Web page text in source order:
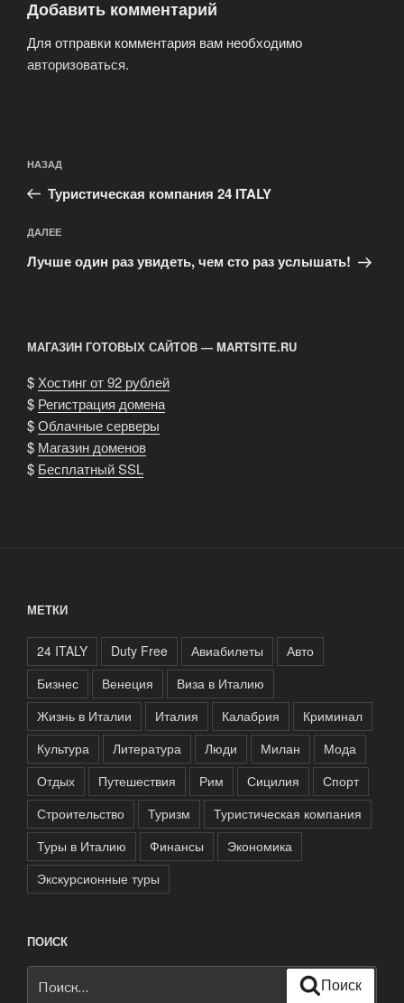
Добавить комментарий
Для отправки комментария вам необходимо
авторизоваться.
по
записям
Предыдущая
запись:
НАЗАД
Туристическая компания 24 ITALY
Следующая
запись
ДАЛЕЕ
Лучше один раз увидеть, чем сто раз услышать!
МАГАЗИН ГОТОВЫХ САЙТОВ — MARTSITE.RU
$ Хостинг от 92 рублей
$ Регистрация домена
$Облачные серверы
$ Магазин доменов
$ Бесплатный SSL
МЕТКИ
24 ITALY Duty Free Авиабилеты
Авто
Бизнес
Венеция
Виза в Италию
Жизнь в Италии
Италия Калабрия
Криминал
Культура
Литература Люди Милан
Мода
Отдых
Путешествия Рим Сицилия
Спорт
Строительство
Туризм
Туристическая компания
Туры в Италию
Финансы
Экономика
Экскурсионные туры
ПОИСК
Поиск